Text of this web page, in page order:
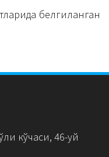
белгиланган
кўчаси, 46-уй